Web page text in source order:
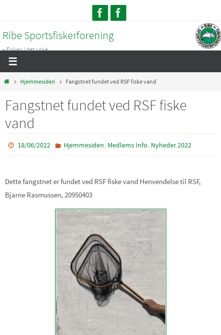
content
Ribe Sportsfiskerforening
– Fiskeri i det jyske...
HomeHjemmesiden Fangstnet fundet ved RSF fiske vand
Fangstnet fundet ved RSF fiske
vand
18/06/2022 Hjemmesiden, Medlems Info, Nyheder 2022
Dette fangstnet er fundet ved RSF fiske vand Henvendelse til RSF,
Bjarne Rasmussen, 20950403